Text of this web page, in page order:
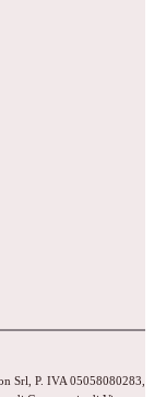
Srl, P. IVA 05058080283,